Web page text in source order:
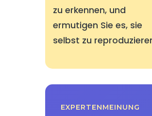
zu erkennen, und
ermutigen Sie es, sie
selbst zu
EXPERTENMEINUNG